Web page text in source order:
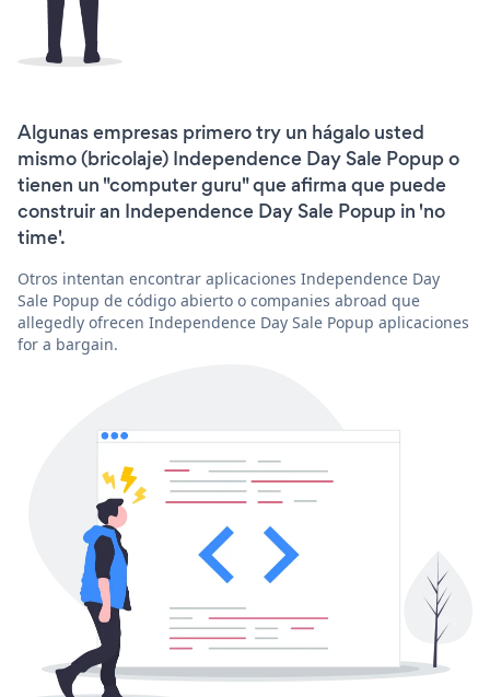
Algunas empresas primero try un hágalo usted
mismo (bricolaje) Independence Day Sale Popup o
tienen un "computer guru" que afirma que puede
construir an Independence Day Sale Popup in 'no
time'.
Otros intentan encontrar aplicaciones Independence Day
Sale Popup de código abierto o companies abroad que
allegedly ofrecen Independence Day Sale Popup aplicaciones
for a bargain.